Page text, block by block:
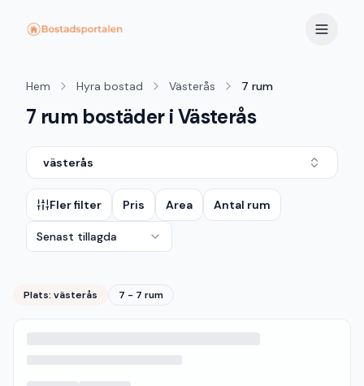
Hem Hyra bostad Västerås 7 rum
7 rum bostäder i Västerås
västerås
Fler filter Pris Area Antal rum
Senast tillagda
Plats: västerås 7 - 7 rum